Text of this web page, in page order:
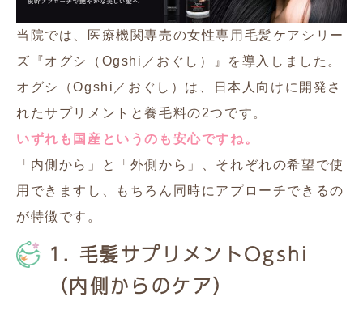
当院では、医療機関専売の女性専用毛髪ケアシリー
ズ『オグシ（Ogshi／おぐし）』を導入しました。
オグシ（Ogshi／おぐし）は、日本人向けに開発さ
れたサプリメントと養毛料の2つです。
いずれも国産というのも安心ですね。
「内側から」と「外側から」、それぞれの希望で使
用できますし、もちろん同時にアプローチできるの
が特徴です。
1. 毛髪サプリメントOgshi
（内側からのケア）